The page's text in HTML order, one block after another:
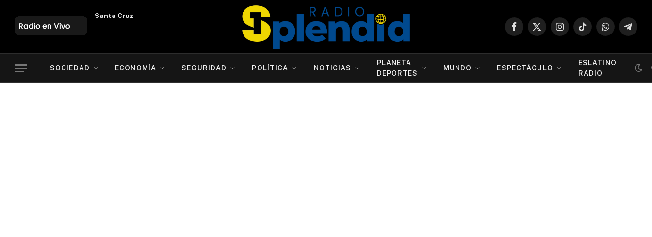
Oruro
Facebook
X
InstagramTikTokWhatsApp
SOCIEDAD ECONOMÍA SEGURIDAD POLÍTICA NOTICIAS
PLANETA
DEPORTES
MUNDO ESPECTÁCULO
ESLATINO
RADIO